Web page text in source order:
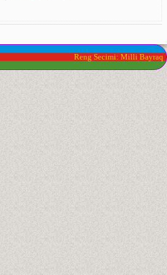
Reng Secimi: Milli Bayraq